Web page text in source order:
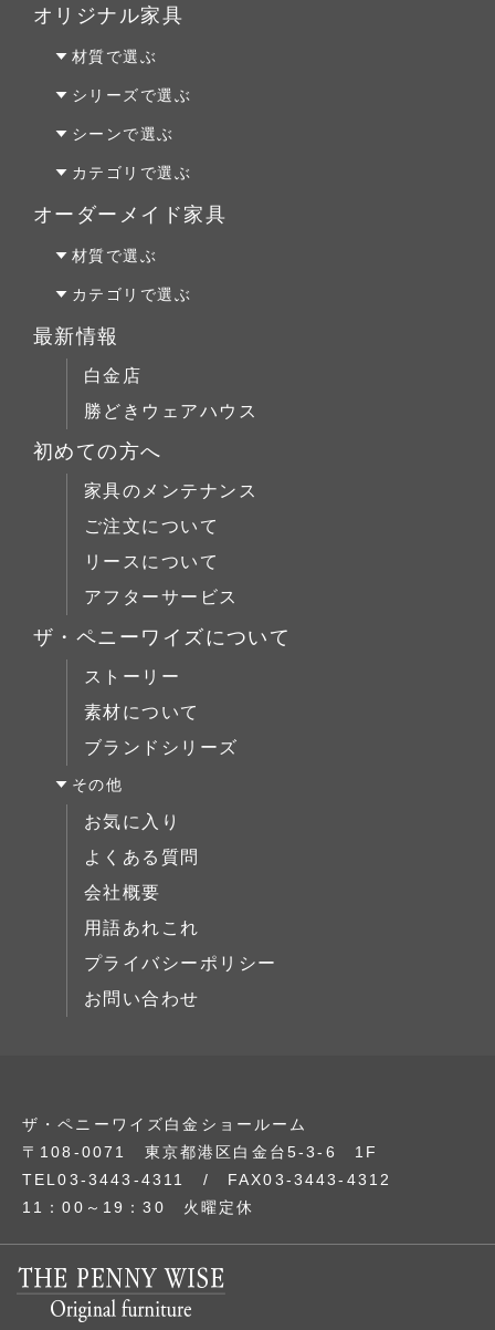
オリジナル家具
材質で選ぶ
オーク材
パイン材
チェリー材
シリーズで選ぶ
Penny Wise(ペニーワイズ)
colonalteak(コロニアルチーク)
Lloyd Loom(ロイドルーム)
シーンで選ぶ
リビング
ダイニング
カテゴリで選ぶ
テーブルALL
テーブルS
チェア
キャビネット
コーヒーテーブル
ローボード
チェスト
ブックケース
デスク
ベッド
ミラー/スモールアイテム
サイドボード
展示中
オーダーメイド家具
オーダーファニチャー
オーダーキッチン＆洗面
リフォーム
材質で選ぶ
オーク材
パイン材
チェリー材
カテゴリで選ぶ
テーブルALL
テーブルS
テーブルM
テーブルL
ブックケース
デスク
ベッド
ミラー/スモールアイテム
サイドボード
展示中
最新情報
白金店
勝どきウェアハウス
初めての方へ
家具のメンテナンス
ご注文について
リースについて
アフターサービス
ザ・ペニーワイズについて
ストーリー
素材について
ブランドシリーズ
その他
お気に入り
よくある質問
会社概要
用語あれこれ
プライバシーポリシー
お問い合わせ
ザ・ペニーワイズ白金ショールーム
〒108-0071 東京都港区白金台5-3-6 1F
TEL03-3443-4311 / FAX03-3443-4312
11：00～19：30 火曜定休